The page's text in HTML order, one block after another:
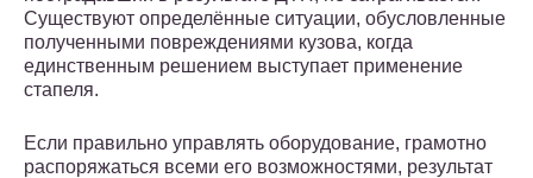
Существуют определённые ситуации, обусловленные
полученными повреждениями кузова, когда
единственным решением выступает применение
стапеля.
Если правильно управлять оборудование, грамотно
распоряжаться всеми его возможностями, результат